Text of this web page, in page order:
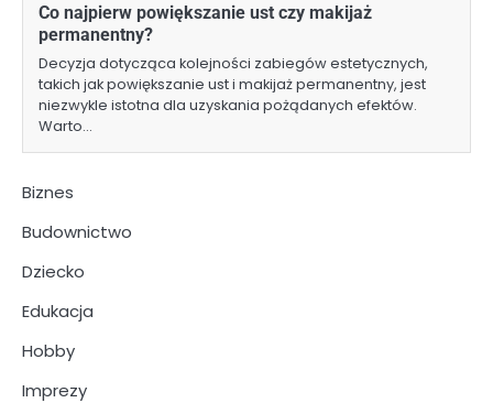
Co najpierw powiększanie ust czy makijaż
permanentny?
Decyzja dotycząca kolejności zabiegów estetycznych,
takich jak powiększanie ust i makijaż permanentny, jest
niezwykle istotna dla uzyskania pożądanych efektów.
Warto…
Biznes
Budownictwo
Dziecko
Edukacja
Hobby
Imprezy